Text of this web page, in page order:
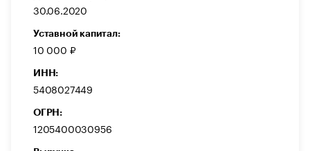
30.06.2020
Уставной капитал:
10 000 ₽
ИНН:
5408027449
ОГРН:
1205400030956